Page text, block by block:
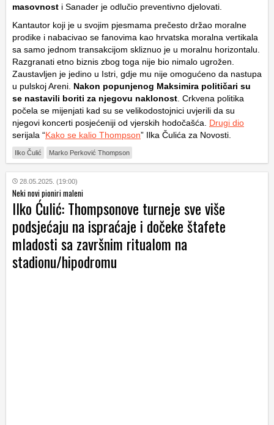
masovnost i Sanader je odlučio preventivno djelovati.
Kantautor koji je u svojim pjesmama prečesto držao moralne
prodike i nabacivao se fanovima kao hrvatska moralna vertikala
sa samo jednom transakcijom skliznuo je u moralnu horizontalu.
Razgranati etno biznis zbog toga nije bio nimalo ugrožen.
Zaustavljen je jedino u Istri, gdje mu nije omogućeno da nastupa
u pulskoj Areni. Nakon popunjenog Maksimira političari su
se nastavili boriti za njegovu naklonost . Crkvena politika
počela se mijenjati kad su se velikodostojnici uvjerili da su
njegovi koncerti posjećeniji od vjerskih hodočašća. Drugi dio
serijala “Kako se kalio Thompson” Ilka Čulića za Novosti.
Ilko Čulić Marko Perković Thompson
28.05.2025. (19:00)
Neki novi pioniri maleni
Ilko Ćulić: Thompsonove turneje sve više
podsjećaju na ispraćaje i dočeke štafete
mladosti sa završnim ritualom na
stadionu/hipodromu